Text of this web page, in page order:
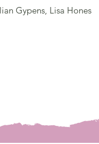
Gypens, Lisa Hones